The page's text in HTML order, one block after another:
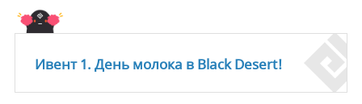
Ивент 1. День молока в Black Desert!